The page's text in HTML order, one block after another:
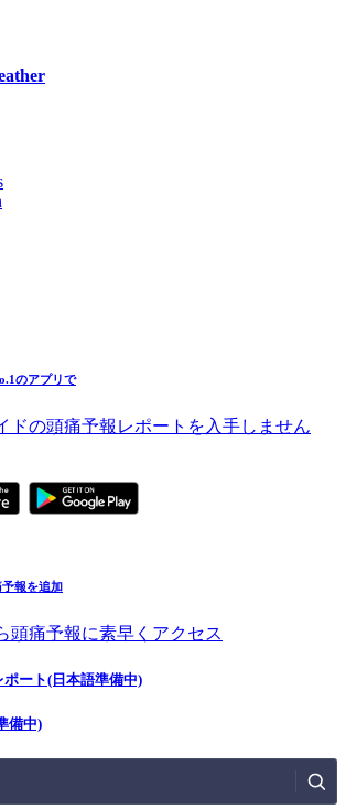
のアプリで
ドの頭痛予報レポートを入手しません
報を追加
頭痛予報に素早くアクセス
ート(日本語準備中)
備中)